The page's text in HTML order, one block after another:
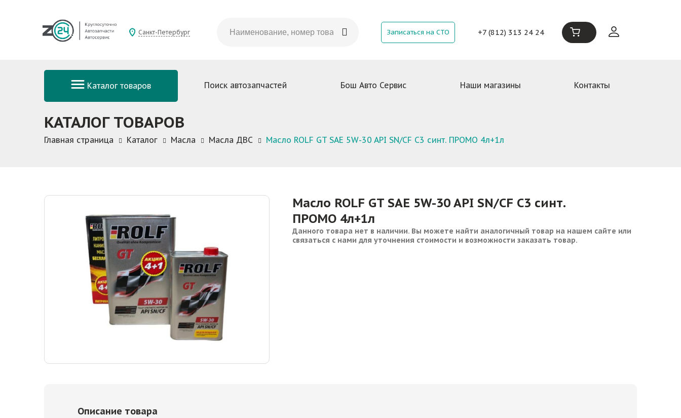
Санкт-Петербург Записаться на СТО +7 (812) 313 24 24
Каталог товаров Поиск автозапчастей Бош Авто Сервис Наши магазины Контакты
КАТАЛОГ ТОВАРОВ
Главная страница Каталог Масла Масла ДВС Масло ROLF GT SAE 5W-30 API SN/CF C3 синт. ПРОМО 4л+1л
Масло ROLF GT SAE 5W-30 API SN/CF C3 синт.
ПРОМО 4л+1л
Данного товара нет в наличии. Вы можете найти аналогичный товар на нашем сайте или
связаться с нами для уточнения стоимости и возможности заказать товар.
Описание товара